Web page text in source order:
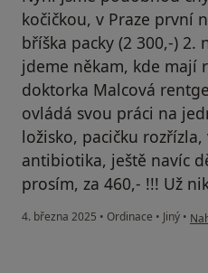
kočičkou, v Praze první
bříška packy (2 300,-) 2.
jdeme někam, kde mají
doktorka Malcová
ovládá svou práci na
ložisko, pacičku
antibiotika, ještě navíc
prosím, za 460,- !!! Už
4. března 2025 • Ordinace • Jiný •